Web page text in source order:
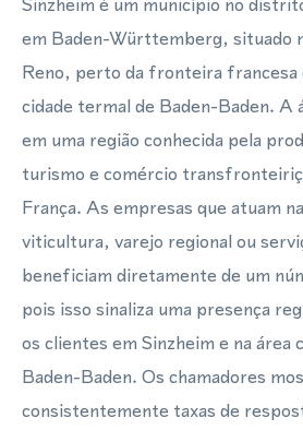
em Baden-Württemberg, situado
Reno, perto da fronteira francesa
cidade termal de Baden-Baden. A
em uma região conhecida pela
turismo e comércio
França. As empresas que atuam
viticultura, varejo regional ou
beneficiam diretamente de um
pois isso sinaliza uma presença
os clientes em Sinzheim e na área
Baden-Baden. Os chamadores
consistentemente taxas de